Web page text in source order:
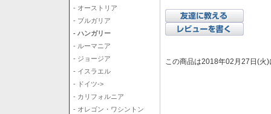
- オーストリア
- ブルガリア
- ハンガリー
- ルーマニア
- ジョージア
- イスラエル
- ドイツ->
- カリフォルニア
- オレゴン・ワシントン
この商品は2018年02月27日(火